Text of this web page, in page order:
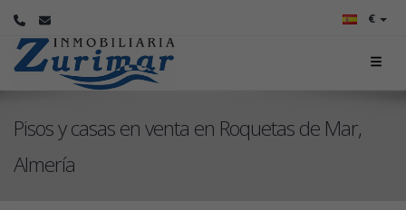
€
Pisos y casas en venta en Roquetas de Mar,
Almería